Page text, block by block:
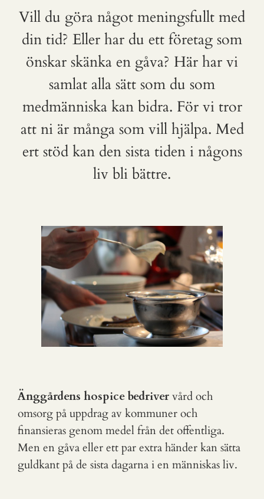
Vill du göra något meningsfullt med
din tid? Eller har du ett företag som
önskar skänka en gåva? Här har vi
samlat alla sätt som du som
medmänniska kan bidra. För vi tror
att ni är många som vill hjälpa. Med
ert stöd kan den sista tiden i någons
liv bli bättre.
Änggårdens hospice bedrivervård och
omsorg på uppdrag av kommuner och
finansieras genom medel från det offentliga.
Men en gåva eller ett par extra händer kan sätta
guldkant på de sista dagarna i en människas liv.